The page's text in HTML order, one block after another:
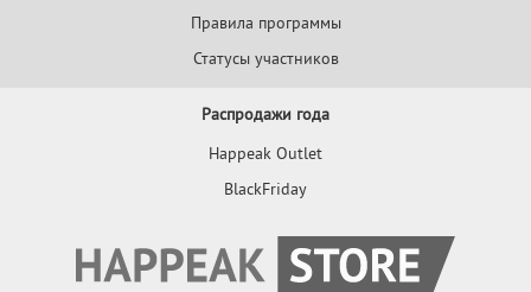
Правила программы
Статусы участников
Распродажи года
Happeak Outlet
BlackFriday